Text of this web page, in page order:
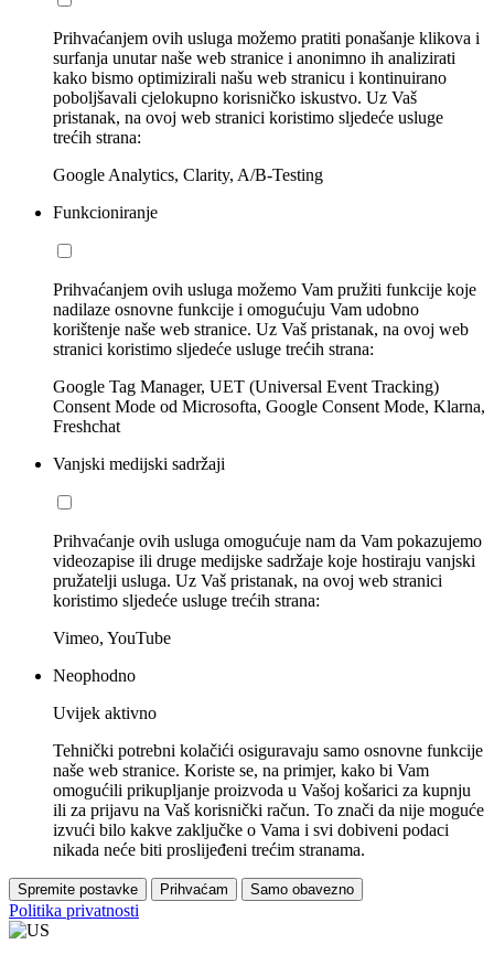
Prihvaćanjem ovih usluga možemo pratiti ponašanje klikova i
surfanja unutar naše web stranice i anonimno ih analizirati
kako bismo optimizirali našu web stranicu i kontinuirano
poboljšavali cjelokupno korisničko iskustvo. Uz Vaš
pristanak, na ovoj web stranici koristimo sljedeće usluge
trećih strana:
Google Analytics, Clarity, A/B-Testing
Funkcioniranje
Prihvaćanjem ovih usluga možemo Vam pružiti funkcije koje
nadilaze osnovne funkcije i omogućuju Vam udobno
korištenje naše web stranice. Uz Vaš pristanak, na ovoj web
stranici koristimo sljedeće usluge trećih strana:
Google Tag Manager, UET (Universal Event Tracking)
Consent Mode od Microsofta, Google Consent Mode, Klarna,
Freshchat
Vanjski medijski sadržaji
Prihvaćanje ovih usluga omogućuje nam da Vam pokazujemo
videozapise ili druge medijske sadržaje koje hostiraju vanjski
pružatelji usluga. Uz Vaš pristanak, na ovoj web stranici
koristimo sljedeće usluge trećih strana:
Vimeo, YouTube
Neophodno
Uvijek aktivno
Tehnički potrebni kolačići osiguravaju samo osnovne funkcije
naše web stranice. Koriste se, na primjer, kako bi Vam
omogućili prikupljanje proizvoda u Vašoj košarici za kupnju
ili za prijavu na Vaš korisnički račun. To znači da nije moguće
izvući bilo kakve zaključke o Vama i svi dobiveni podaci
nikada neće biti proslijeđeni trećim stranama.
Spremite postavke Prihvaćam Samo obavezno
Politika privatnosti